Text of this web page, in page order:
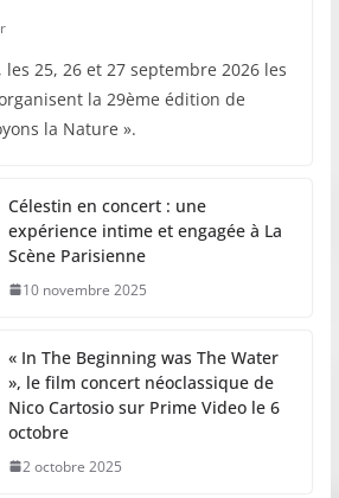
25, 26 et 27 septembre 2026 les
la 29ème édition de
la Nature ».
Célestin en concert : une
expérience intime et engagée à La
Scène Parisienne
10 novembre 2025
« In The Beginning was The Water
», le film concert néoclassique de
Nico Cartosio sur Prime Video le 6
octobre
2 octobre 2025